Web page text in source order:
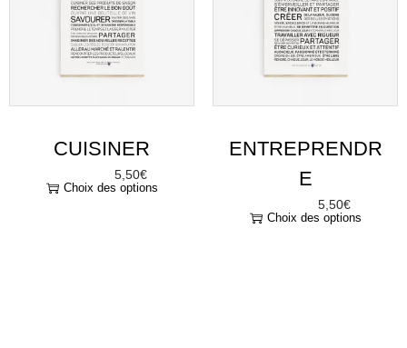
CUISINER
5,50€
Choix des options
ENTREPRENDR
E
5,50€
Choix des options